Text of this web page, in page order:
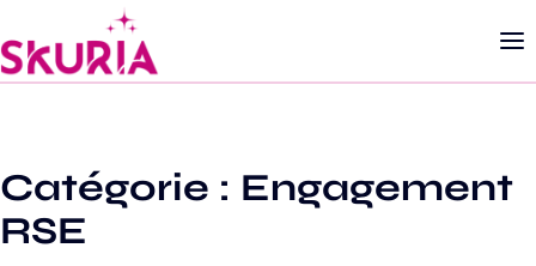
Catégorie : Engagement
RSE